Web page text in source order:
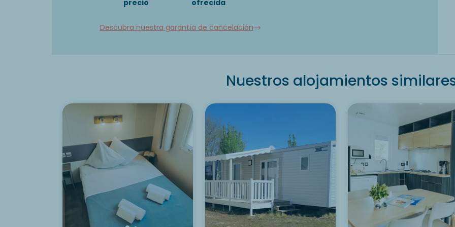
precio ofrecida
Descubra nuestra garantía de cancelación
Nuestros alojamientos